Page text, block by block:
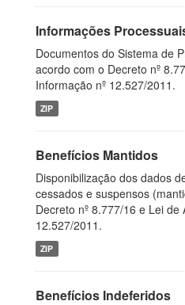
Informações
Documentos do Sistema de
acordo com o Decreto nº
Informação nº 12.527/2011.
ZIP
Benefícios Mantidos
Disponibilização dos dados
cessados e suspensos
Decreto nº 8.777/16 e Lei de
12.527/2011.
ZIP
Benefícios Indeferidos